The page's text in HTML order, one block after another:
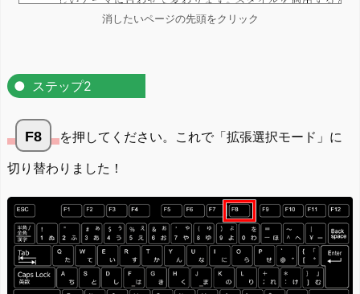
消したいページの先頭をクリック
ステップ2
F8
を押してください。これで「拡張選択モード」に
切り替わりました！